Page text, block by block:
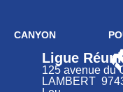
CANYON
Ligue
125 avenue du
LAMBERT